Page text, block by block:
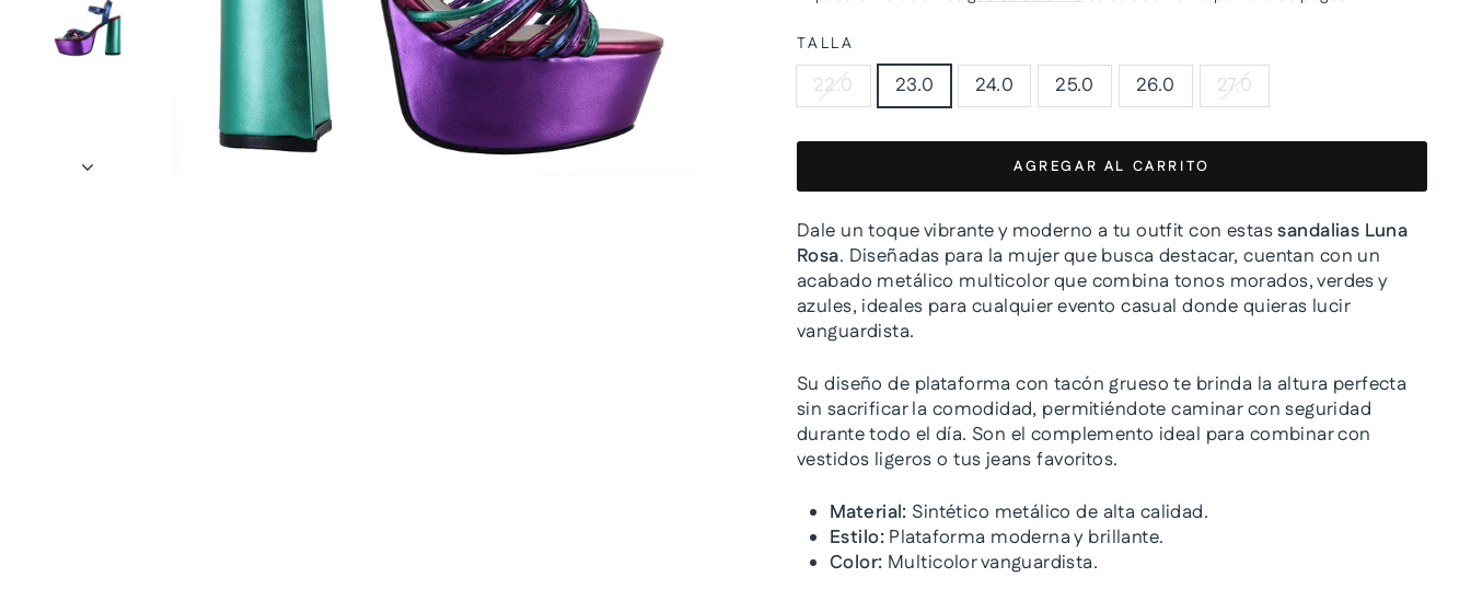
TALLA
22.0 23.0 24.0 25.0 26.0 27.0
AGREGAR AL CARRITO
Dale un toque vibrante y moderno a tu outfit con estassandalias Luna
Rosa. Diseñadas para la mujer que busca destacar, cuentan con un
acabado metálico multicolor que combina tonos morados, verdes y
azules, ideales para cualquier evento casual donde quieras lucir
vanguardista.
Su diseño de plataforma con tacón grueso te brinda la altura perfecta
sin sacrificar la comodidad, permitiéndote caminar con seguridad
durante todo el día. Son el complemento ideal para combinar con
vestidos ligeros o tus jeans favoritos.
Material: Sintético metálico de alta calidad.
Estilo:Plataforma moderna y brillante.
Color: Multicolor vanguardista.